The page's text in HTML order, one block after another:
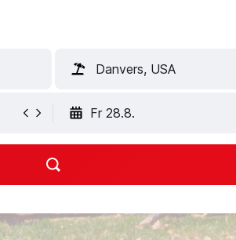
Danvers, USA
Fr 28.8.